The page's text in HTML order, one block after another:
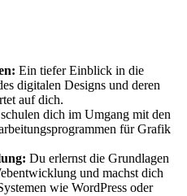
Ein tiefer Einblick in die
digitalen Designs und deren
auf dich.
dich im Umgang mit den
für Grafik
Du erlernst die Grundlagen
und machst dich
wie WordPress oder